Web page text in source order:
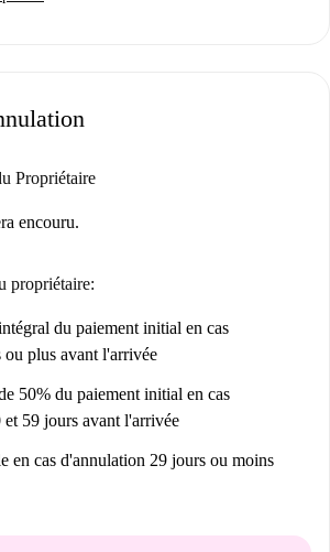
Propriétaire
encouru.
propriétaire:
du paiement initial en cas
plus avant l'arrivée
50% du paiement initial en cas
59 jours avant l'arrivée
en cas d'annulation 29 jours ou moins